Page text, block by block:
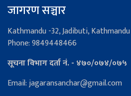
जागरण सञ्चार
Kathmandu -32, Jadibuti,
Phone: 9849448466
सूचना विभाग दर्ता नं. - ४७०/०७४/०७५
Email: jagaransanchar@gmail.com